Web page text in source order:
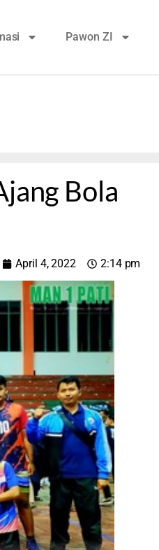
Pawon ZI
Bola
April 4, 2022 2:14 pm